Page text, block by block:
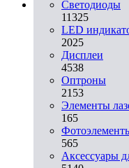
Светодиоды
11325
LED
2025
Дисплеи
4538
Оптроны
2153
Элементы
165
565
Аксессуары